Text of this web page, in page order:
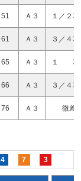
51 Ａ３ １／２
61 Ａ３ ３／４
65 Ａ３ １ 車
66 Ａ３ ３／４
76 Ａ３ 微差
4 7 3